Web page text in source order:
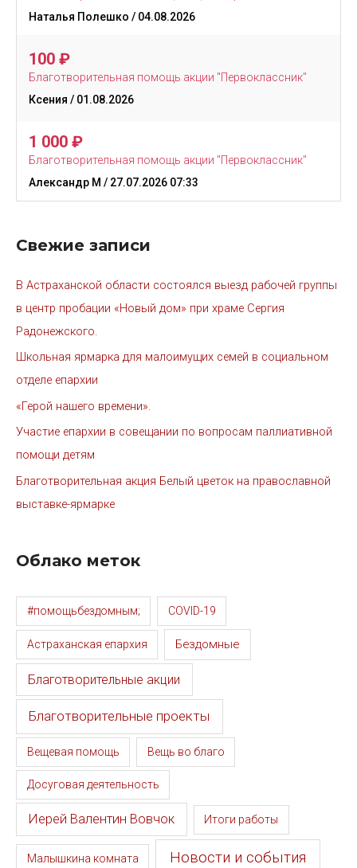
Наталья Полешко / 04.08.2026
100 ₽
Благотворительная помощь акции "Первоклассник"
Ксения / 01.08.2026
1 000 ₽
Благотворительная помощь акции "Первоклассник"
Александр М / 27.07.2026 07:33
Свежие записи
В Астраханской области состоялся выезд рабочей группы
в центр пробации «Новый дом» при храме Сергия
Радонежского.
Школьная ярмарка для малоимущих семей в социальном
отделе епархии
«Герой нашего времени».
Участие епархии в совещании по вопросам паллиативной
помощи детям
Благотворительная акция Белый цветок на православной
выставке-ярмарке
Облако меток
#помощьбездомным; COVID-19
Астраханская епархия Бездомные
Благотворительные акции
Благотворительные проекты
Вещевая помощь Вещь во благо
Досуговая деятельность
Иерей Валентин Вовчок Итоги работы
Малышкина комната Новости и события